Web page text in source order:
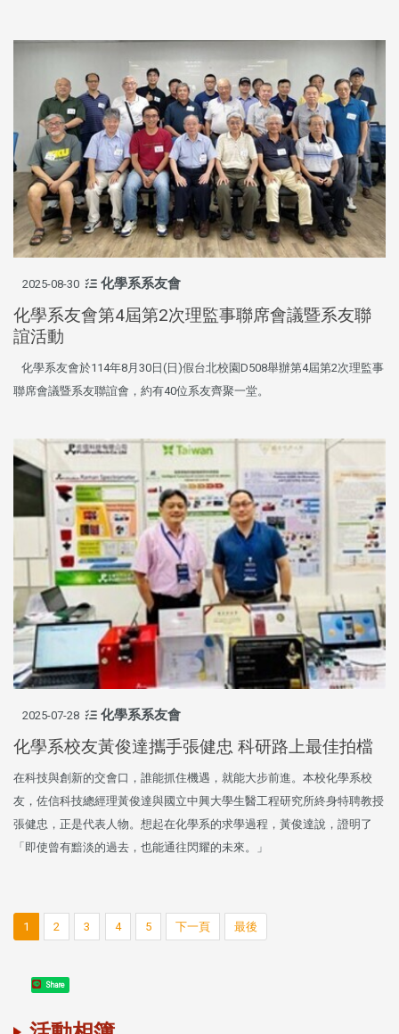
2025-08-30 化學系系友會
化學系友會第4屆第2次理監事聯席會議暨系友聯
誼活動
化學系友會於114年8月30日(日)假台北校園D508舉辦第4屆第2次理監事
聯席會議暨系友聯誼會，約有40位系友齊聚一堂。
2025-07-28 化學系系友會
化學系校友黃俊達攜手張健忠 科研路上最佳拍檔
在科技與創新的交會口，誰能抓住機遇，就能大步前進。本校化學系校
友，佐信科技總經理黃俊達與國立中興大學生醫工程研究所終身特聘教授
張健忠，正是代表人物。想起在化學系的求學過程，黃俊達說，證明了
「即使曾有黯淡的過去，也能通往閃耀的未來。」
1 2 3 4 5 下一頁 最後
Share